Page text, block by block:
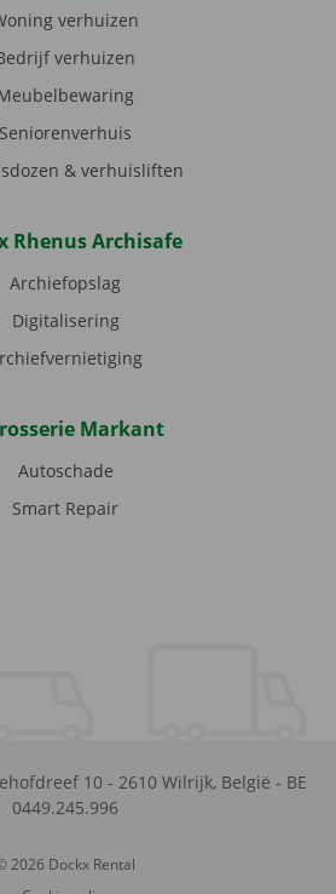
verhuizen
verhuizen
Seniorenverhuis
& verhuisliften
Rhenus Archisafe
Archiefopslag
Digitalisering
Markant
Autoschade
Smart Repair
10 - 2610 Wilrijk, België - BE
0449.245.996
2026 Dockx Rental